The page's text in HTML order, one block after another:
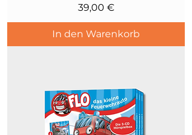
Preis
39,00 €
In den Warenkorb